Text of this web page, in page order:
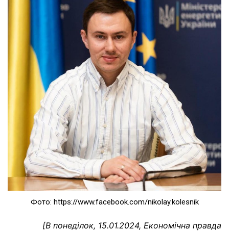
Фото: https://www.facebook.com/nikolay.kolesnik
[В понеділок, 15.01.2024, Економічна правда